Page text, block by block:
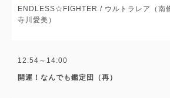
ENDLESS☆FIGHTER / ウルトラレア（南
寺川愛美）
12:54～14:00
開運！なんでも鑑定団（再）